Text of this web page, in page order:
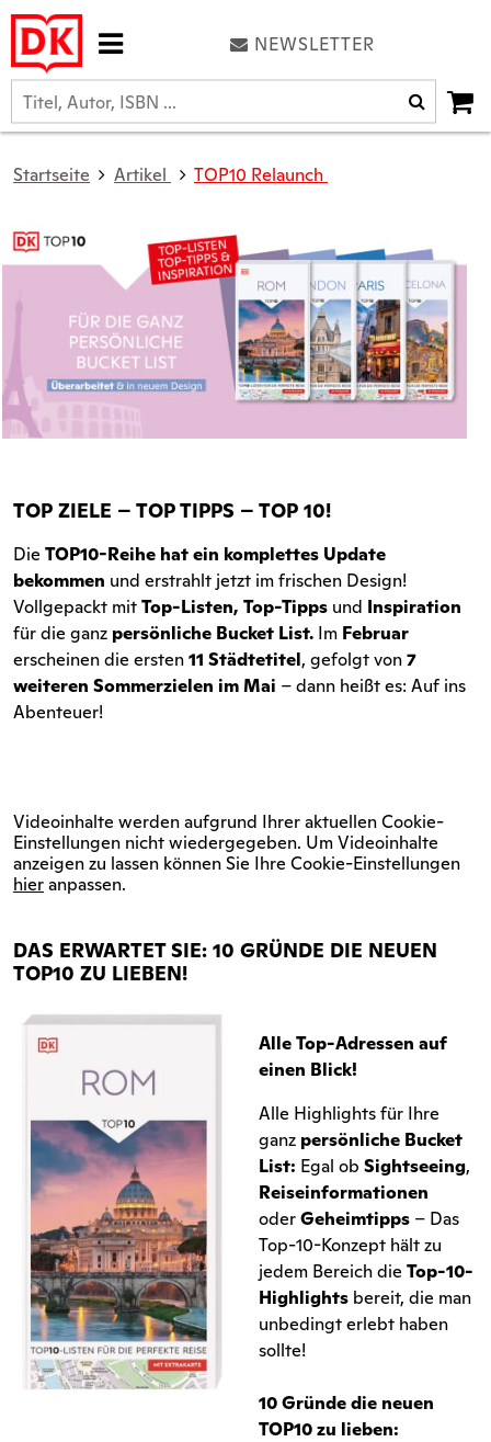
NEWSLETTER
Startseite Artikel TOP10 Relaunch
TOP ZIELE – TOP TIPPS – TOP 10!
Die TOP10-Reihe hat ein komplettes Update
bekommen und erstrahlt jetzt im frischen Design!
Vollgepackt mitTop-Listen, Top-Tipps und Inspiration
für die ganz persönliche Bucket List. Im Februar
erscheinen die ersten11 Städtetitel, gefolgt von7
weiteren Sommerzielen im Mai – dann heißt es: Auf ins
Abenteuer!
Videoinhalte werden aufgrund Ihrer aktuellen Cookie-
Einstellungen nicht wiedergegeben. Um Videoinhalte
anzeigen zu lassen können Sie Ihre Cookie-Einstellungen
hieranpassen.
DAS ERWARTET SIE: 10 GRÜNDE DIE NEUEN
TOP10 ZU LIEBEN!
Alle Top-Adressen auf
einen Blick!
Alle Highlights für Ihre
ganz persönliche Bucket
List: Egal ob Sightseeing,
Reiseinformationen
oderGeheimtipps – Das
Top-10-Konzept hält zu
jedem Bereich die Top-10-
Highlights bereit, die man
unbedingt erlebt haben
sollte!
10 Gründe die neuen
TOP10 zu lieben: